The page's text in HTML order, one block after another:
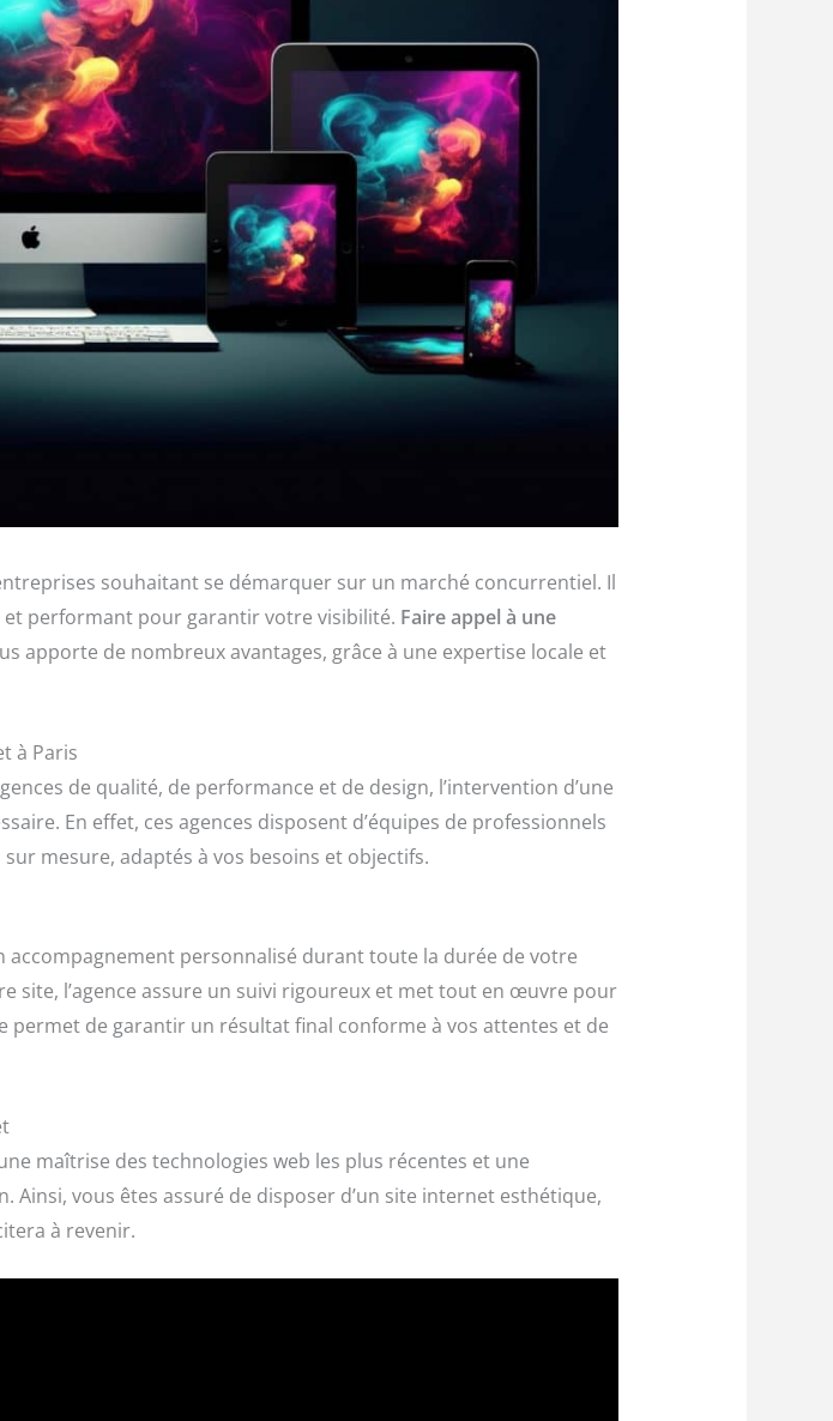
souhaitant se démarquer sur un marché concurrentiel. Il
et performant pour garantir votre visibilité. Faire appel à une
apporte de nombreux avantages, grâce à une expertise locale et
à Paris
de qualité, de performance et de design, l’intervention d’une
En effet, ces agences disposent d’équipes de professionnels
mesure, adaptés à vos besoins et objectifs.
accompagnement personnalisé durant toute la durée de votre
site, l’agence assure un suivi rigoureux et met tout en œuvre pour
de garantir un résultat final conforme à vos attentes et de
maîtrise des technologies web les plus récentes et une
vous êtes assuré de disposer d’un site internet esthétique,
à revenir.